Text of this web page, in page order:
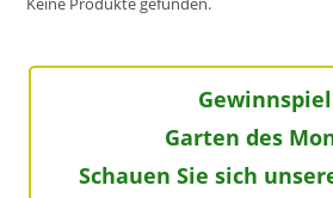
Garten des
Schauen Sie sich